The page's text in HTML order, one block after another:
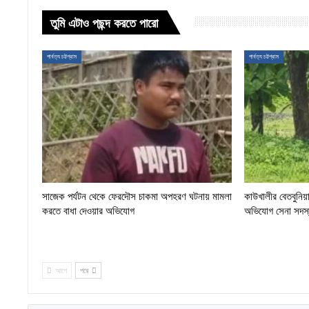
তুমি এটাও পছন্দ করতে পারো
পার্বত্য চট্টগ্রাম
সাজেক পর্যটন থেকে ফেরদৌস চাকমা অপহরণ ঘটনায় মামলা
করতে বাধা দেওয়ার অভিযোগ
পার্বত্য চট্টগ্রাম
কাউখালীর
অভিযোগ সেনা
আগে পরে